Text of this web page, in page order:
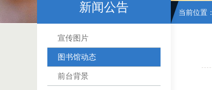
新闻公告
宣传图片
图书馆动态
前台背景
当前位置：